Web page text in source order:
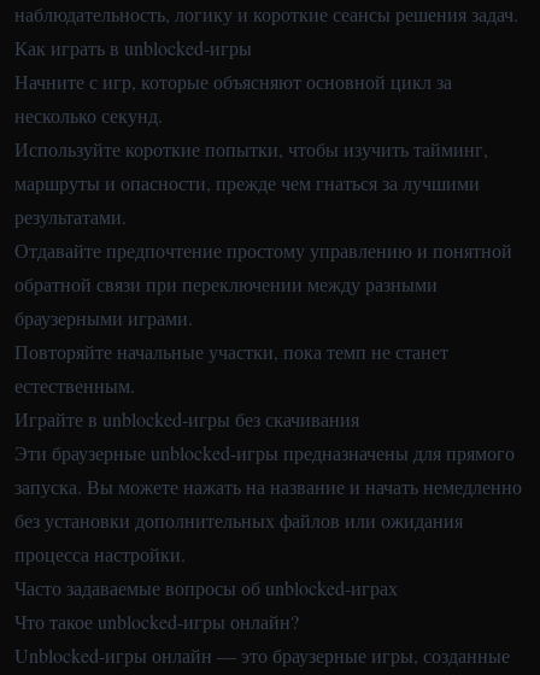
наблюдательность, логику и короткие сеансы решения задач.
Как играть в unblocked-игры
Начните с игр, которые объясняют основной цикл за
несколько секунд.
Используйте короткие попытки, чтобы изучить тайминг,
маршруты и опасности, прежде чем гнаться за лучшими
результатами.
Отдавайте предпочтение простому управлению и понятной
обратной связи при переключении между разными
браузерными играми.
Повторяйте начальные участки, пока темп не станет
естественным.
Играйте в unblocked-игры без скачивания
Эти браузерные unblocked-игры предназначены для прямого
запуска. Вы можете нажать на название и начать немедленно
без установки дополнительных файлов или ожидания
процесса настройки.
Часто задаваемые вопросы об unblocked-играх
Что такое unblocked-игры онлайн?
Unblocked-игры онлайн — это браузерные игры, созданные